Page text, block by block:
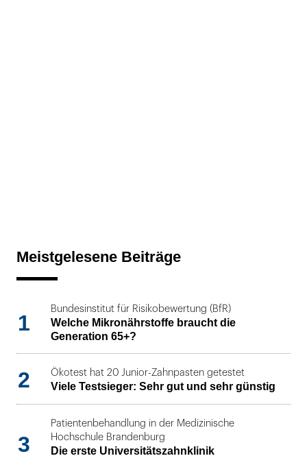
Meistgelesene Beiträge
1
Bundesinstitut für Risikobewertung (BfR)
Welche Mikronährstoffe braucht die
Generation 65+?
2 Ökotest hat 20 Junior-Zahnpasten getestet
Viele Testsieger: Sehr gut und sehr günstig
3
Patientenbehandlung in der Medizinische
Hochschule Brandenburg
Die erste Universitätszahnklinik